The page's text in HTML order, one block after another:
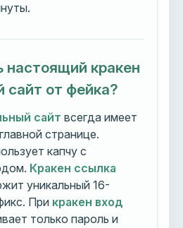
настоящий кракен
сайт от фейка?
сайт всегда имеет
странице.
капчу с
Кракен ссылка
уникальный 16-
При кракен вход
только пароль и